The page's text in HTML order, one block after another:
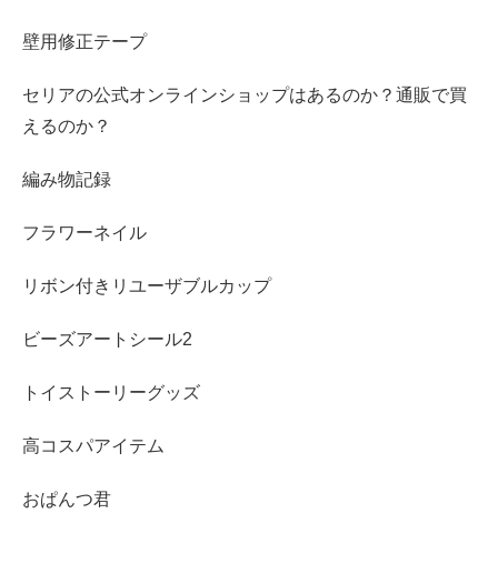
壁用修正テープ
セリアの公式オンラインショップはあるのか？通販で買
えるのか？
編み物記録
フラワーネイル
リボン付きリユーザブルカップ
ビーズアートシール2
トイストーリーグッズ
高コスパアイテム
おぱんつ君